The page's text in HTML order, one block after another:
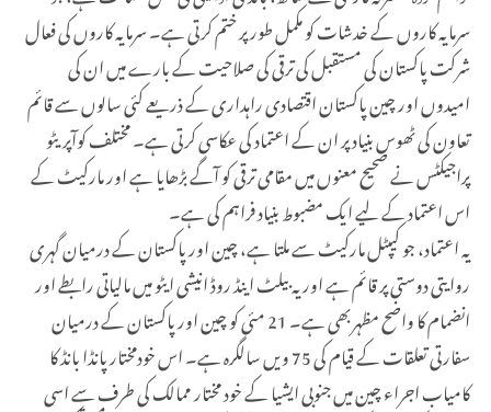
سرمایہ کاروں کے خدشات کو مکمل طور پر ختم کرتی ہے۔ سرمایہ کاروں کی فعال
شرکت پاکستان کی مستقبل کی ترقی کی صلاحیت کے بارے میں ان کی
امیدوں اور چین پاکستان اقتصادی راہداری کے ذریعے کئی سالوں سے قائم
تعاون کی ٹھوس بنیاد پر ان کے اعتماد کی عکاسی کرتی ہے۔ مختلف کوآپریٹو
پراجیکٹس نے صحیح معنوں میں مقامی ترقی کو آگے بڑھایا ہے اور مارکیٹ کے
اس اعتماد کے لیے ایک مضبوط بنیاد فراہم کی ہے۔
یہ اعتماد، جو کیپٹل مارکیٹ سے ملتا ہے، چین اور پاکستان کے درمیان گہری
روایتی دوستی پر قائم ہے اور یہ بیلٹ اینڈ روڈ انیشی ایٹو میں مالیاتی رابطے اور
انضمام کا واضح مظہربھی ہے۔ 21 مئی کو چین اور پاکستان کے درمیان
سفارتی تعلقات کے قیام کی 75 ویں سالگرہ ہے۔ اس خودمختار پانڈا بانڈ کا
کامیاب اجراء چین میں جنوبی ایشیا کے خود مختار ممالک کی طرف سے اسی